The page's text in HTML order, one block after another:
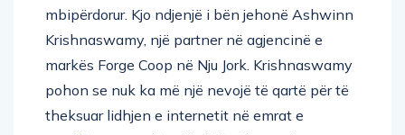
mbipërdorur. Kjo ndjenjë i bën jehonë Ashwinn
Krishnaswamy, një partner në agjencinë e
markës Forge Coop në Nju Jork. Krishnaswamy
pohon se nuk ka më një nevojë të qartë për të
theksuar lidhjen e internetit në emrat e